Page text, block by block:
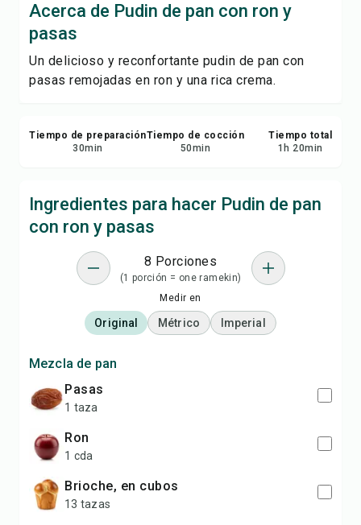
Compartir
Reportar
Acerca de Pudin de pan con ron y
pasas
Un delicioso y reconfortante pudin de pan con
pasas remojadas en ron y una rica crema.
Tiempo de preparación
30min
Tiempo de cocción
50min
Tiempo total
1 h 20min
Ingredientes para hacer Pudin de pan
con ron y pasas
8 Porciones
(1 porción = one ramekin)
Medir en
Original Métrico Imperial
Mezcla de pan
Pasas
1 taza
Ron
1 cda
Brioche, en cubos
13 tazas